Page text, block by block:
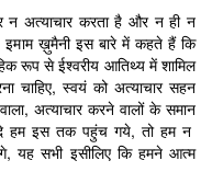
न अत्याचार करता है और न ही न
इमाम ख़ुमैनी इस बारे में कहते हैं कि
रूप से ईश्वरीय आतिथ्य में शामिल
चाहिए, स्वयं को अत्याचार सहन
अत्याचार करने वालों के समान
हम इस तक पहुंच गये, तो हम न
यह सभी इसीलिए कि हमने आत्म